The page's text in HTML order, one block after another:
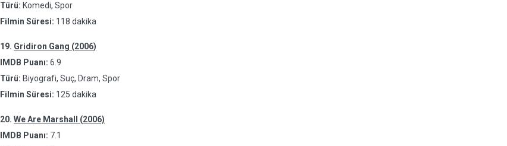
Türü: Komedi, Spor
Filmin Süresi: 118 dakika
19. Gridiron Gang (2006)
IMDB Puanı: 6.9
Türü: Biyografi, Suç, Dram, Spor
Filmin Süresi: 125 dakika
20. We Are Marshall (2006)
IMDB Puanı: 7.1